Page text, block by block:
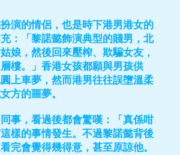
演的情侶，也是時下港男港女的
：「黎諾懿飾演典型的賤男，北
娘，然後回來壓榨、欺騙女友，
樓。」香港女孩都願與男孩供
上車夢，然而港男往往誤墮溫柔
方的噩夢。
事，看過後都會驚嘆：「真係咁
樣的事情發生。不過黎諾懿背後
完會覺得幾得意，甚至原諒他。